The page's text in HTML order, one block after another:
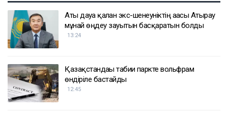
Аты дауға қалған экс-шенеуніктің ағасы Атырау
мұнай өңдеу зауытын басқаратын болды
13:24
Қазақстандағы табиғи паркте вольфрам
өндіріле бастайды
12:45